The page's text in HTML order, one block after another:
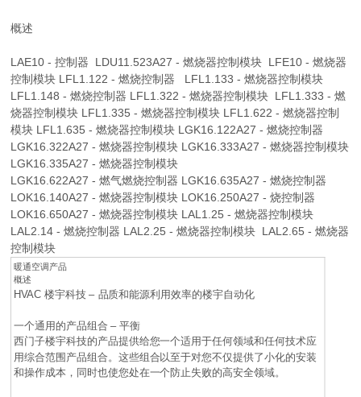
概述
LAE10 - 控制器 LDU11.523A27 - 燃烧器控制模块 LFE10 - 燃烧器
控制模块 LFL1.122 - 燃烧控制器 LFL1.133 - 燃烧器控制模块
LFL1.148 - 燃烧控制器 LFL1.322 - 燃烧器控制模块 LFL1.333 - 燃
烧器控制模块 LFL1.335 - 燃烧器控制模块 LFL1.622 - 燃烧器控制
模块 LFL1.635 - 燃烧器控制模块 LGK16.122A27 - 燃烧控制器
LGK16.322A27 - 燃烧器控制模块 LGK16.333A27 - 燃烧器控制模块
LGK16.335A27 - 燃烧器控制模块
LGK16.622A27 - 燃气燃烧控制器 LGK16.635A27 - 燃烧控制器
LOK16.140A27 - 燃烧器控制模块 LOK16.250A27 - 烧控制器
LOK16.650A27 - 燃烧器控制模块 LAL1.25 - 燃烧器控制模块
LAL2.14 - 燃烧控制器 LAL2.25 - 燃烧器控制模块 LAL2.65 - 燃烧器
控制模块
暖通空调产品
概述
HVAC 楼宇科技 – 品质和能源利用效率的楼宇自动化
一个通用的产品组合 – 平衡
西门子楼宇科技的产品提供给您一个适用于任何领域和任何技术应
用综合范围产品组合。这些组合以至于对您不仅提供了小化的安装
和操作成本，同时也使您处在一个防止失败的高安全领域。